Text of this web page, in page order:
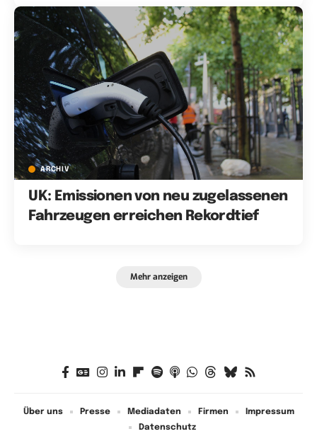
ARCHIV
UK: Emissionen von neu zugelassenen
Fahrzeugen erreichen Rekordtief
Mehr anzeigen
Über uns Presse Mediadaten Firmen
Impressum
Datenschutz